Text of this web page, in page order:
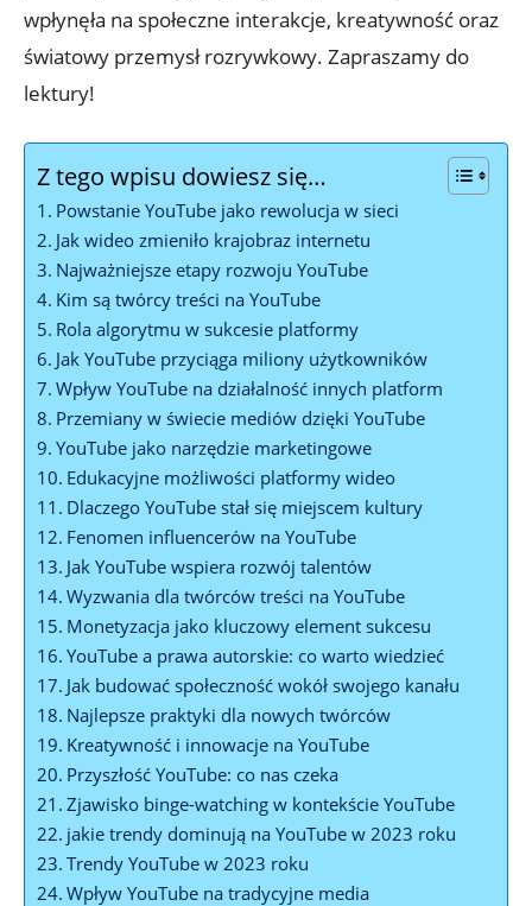
wpłynęła na społeczne interakcje, kreatywność oraz
światowy przemysł rozrywkowy. Zapraszamy do
lektury!
Z tego wpisu dowiesz się…
Powstanie YouTube jako rewolucja w sieci
Jak wideo zmieniło krajobraz internetu
Najważniejsze etapy rozwoju YouTube
Kim są twórcy treści na YouTube
Rola algorytmu w sukcesie platformy
Jak YouTube przyciąga miliony użytkowników
Wpływ YouTube na działalność innych platform
Przemiany w świecie mediów dzięki YouTube
YouTube jako narzędzie marketingowe
Edukacyjne możliwości platformy wideo
Dlaczego YouTube stał się miejscem kultury
Fenomen influencerów na YouTube
Jak YouTube wspiera rozwój talentów
Wyzwania dla twórców treści na YouTube
Monetyzacja jako kluczowy element sukcesu
YouTube a prawa autorskie: co warto wiedzieć
Jak budować społeczność wokół swojego kanału
Najlepsze praktyki dla nowych twórców
Kreatywność i innowacje na YouTube
Przyszłość YouTube: co nas czeka
Zjawisko binge-watching w kontekście YouTube
jakie trendy dominują na YouTube w 2023 roku
Trendy YouTube w 2023 roku
Wpływ YouTube na tradycyjne media